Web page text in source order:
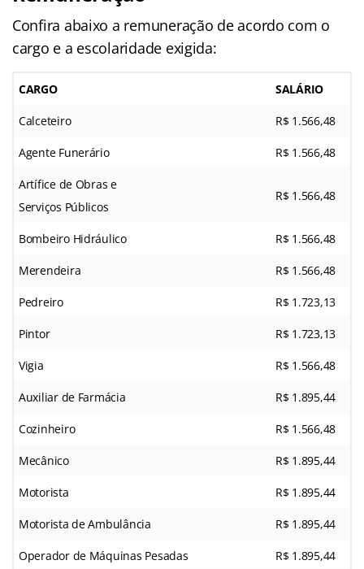
Confira abaixo a remuneração de acordo com o
cargo e a escolaridade exigida:
CARGO SALÁRIO
Calceteiro R$ 1.566,48
Agente Funerário R$ 1.566,48
Artífice de Obras e
Serviços Públicos
R$ 1.566,48
Bombeiro Hidráulico R$ 1.566,48
Merendeira R$ 1.566,48
Pedreiro R$ 1.723,13
Pintor R$ 1.723,13
Vigia R$ 1.566,48
Auxiliar de Farmácia R$ 1.895,44
Cozinheiro R$ 1.566,48
Mecânico R$ 1.895,44
Motorista R$ 1.895,44
Motorista de Ambulância R$ 1.895,44
Operador de Máquinas Pesadas R$ 1.895,44